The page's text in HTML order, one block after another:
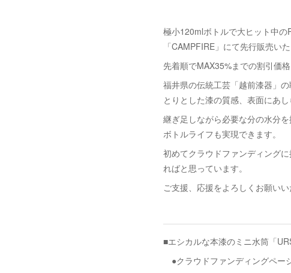
極小120mlボトルで大ヒット中
「CAMPFIRE」にて先行販売いた
先着順でMAX35%までの割引価
福井県の伝統工芸「越前漆器」
とりとした漆の質感、表面にあ
継ぎ足しながら必要な分の水分
ボトルライフも実現できます。
初めてクラウドファンディング
ればと思っています。
ご支援、応援をよろしくお願いい
■エシカルな本漆のミニ水筒「
●クラウドファンディングペー